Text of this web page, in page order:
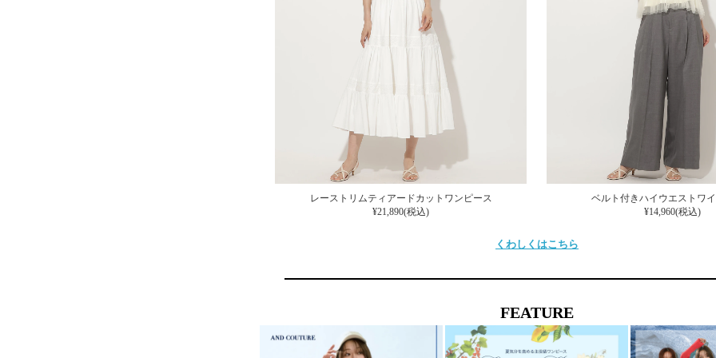
レーストリムティアードカットワンピース
¥21,890(税込)
ベルト付きハイウエストワ
¥14,960(税込)
くわしくはこちら
FEATURE